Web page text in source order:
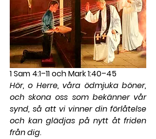
1 Sam 4:1–11 och Mark 1:40–45
Hör, o Herre, våra ödmjuka böner,
och skona oss som bekänner vår
synd, så att vi vinner din förlåtelse
och kan glädjas på nytt åt friden
från dig.